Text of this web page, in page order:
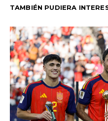
TAMBIÉN PUDIERA